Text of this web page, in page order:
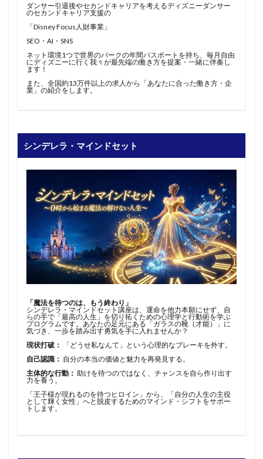
ダンサー引退後やセカンドキャリアを考えるディズニーダンサー
のセカンドキャリア支援の
「Disney Focus人財事業」
SEO・AI・SNS
ネット環境1つで世界のパークの年間パスポートを持ち、毎月自由
にディズニーに行く我々が最先端の働き方を提案・一緒に伴奏し
ます！
また、全国約13万件以上の求人から「あなたに合った働き方・企
業」の紹介をします。
シンデレラ・マインドセット
「魔法を待つのは、もう終わり」
シンデレラ・マインドセット講座は、運命を他力本願にせず、自
らの手で「最高の人生」を切り拓くための心理学と行動術を学ぶ
プログラムです。あなたの足元にある「ガラスの靴（才能）」に
気づき、一歩を踏み出す勇気を手に入れませんか？
現状打破：
「どうせ私なんて」という心理的なブレーキを外す。
自己認識： 自分の本当の価値と魅力を再発見する。
主体的な行動： 助けを待つのではなく、チャンスを自ら作り出す
力を養う。
「王子様が現れるのを待つヒロイン」から、「自分の人生の主役
として輝く女性」へと脱皮するためのマインド・シフトをサポー
トします。